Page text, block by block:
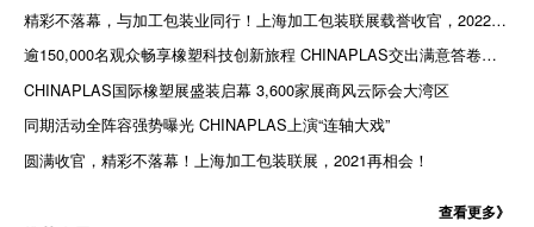
​精彩不落幕，与加工包装业同行！上海加工包装联展载誉收官，2022再相会！
逾150,000名观众畅享橡塑科技创新旅程 CHINAPLAS交出满意答卷荣耀收官
CHINAPLAS国际橡塑展盛装启幕 3,600家展商风云际会大湾区
同期活动全阵容强势曝光 CHINAPLAS上演“连轴大戏”
圆满收官，精彩不落幕！上海加工包装联展，2021再相会！
查看更多》